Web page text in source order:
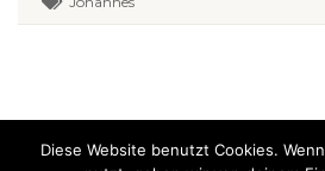
Evangelikal-freikirchliche Gemeinde
Diese Website benutzt Cookies.